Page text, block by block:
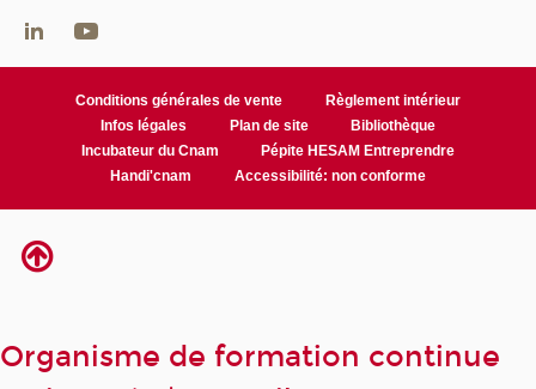
Conditions générales de vente
Règlement intérieur
Infos légales
Plan de site
Bibliothèque
Incubateur du Cnam
Pépite HESAM Entreprendre
Handi'cnam
Accessibilité: non conforme
Organisme de formation continue